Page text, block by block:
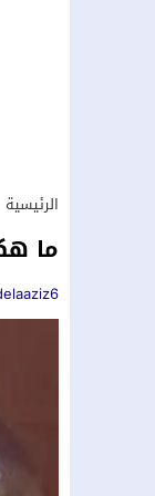
الرئيسية
ما